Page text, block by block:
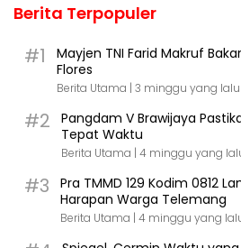
Berita Terpopuler
#1
Mayjen TNI Farid Makruf
Flores
Berita Utama | 3 minggu yang lalu
#2
Pangdam V Brawijaya
Tepat Waktu
Berita Utama | 4 minggu yang
#3
Pra TMMD 129 Kodim 0812
Harapan Warga Telemang
Berita Utama | 4 minggu yang